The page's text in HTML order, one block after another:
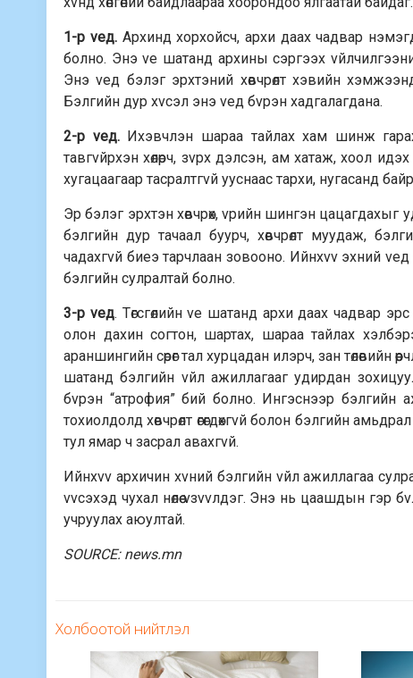
1-р vед.Архинд хорхойсч, архи даах чадвар
болно. Энэ vе шатанд архины сэргээх vйлчилгээний
Энэ vед бэлэг эрхтэний хөвчрөлт хэвийн
Бэлгийн дур хvсэл энэ vед бvрэн хадгалагдана.
2-р vед.Ихэвчлэн шараа тайлах хам шинж
тавгvйрхэн хөлөрч, зvрх дэлсэн, ам хатаж, хоол
хугацаагаар тасралтгvй ууснаас тархи, нугасанд
Эр бэлэг эрхтэн хөвчрөх, vрийн шингэн
бэлгийн дур тачаал буурч, хөвчрөлт муудаж,
чадахгvй биеэ тарчлаан зовооно. Ийнхvv эхний
бэлгийн сулралтай болно.
3-р vед. Төгсгөлийн vе шатанд архи даах чадвар
олон дахин согтон, шартах, шараа тайлах
араншингийн сөрөг тал хурцадан илэрч, зан төлөвийн
шатанд бэлгийн vйл ажиллагааг удирдан
бvрэн “атрофия” бий болно. Ингэснээр бэлгийн
тохиолдолд хөвчрөлт өгөгдөхгvй болон бэлгийн
тул ямар ч засрал авахгvй.
Ийнхvv архичин хvний бэлгийн vйл ажиллагаа
vvсэхэд чухал нөлөө vзvvлдэг. Энэ нь цаашдын гэр
учруулах аюултай.
SOURCE: news.mn
Холбоотой нийтлэл